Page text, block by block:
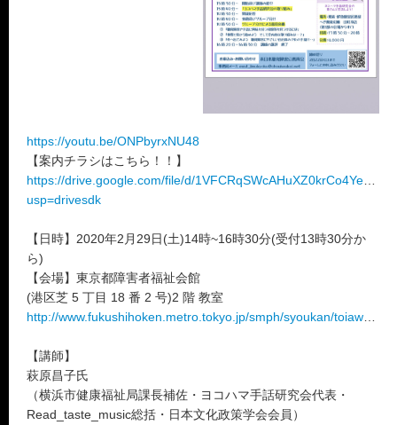
https://youtu.be/ONPbyrxNU48
【案内チラシはこちら！！】
https://drive.google.com/file/d/
usp=drivesdk
【日時】2020年2月29日(土)14時~16時30分(受付13時30分か
ら)
【会場】東京都障害者福祉会館
(港区芝 5 丁目 18 番 2 号)2 階 教室
http://www.fukushihoken.metro.tokyo.jp/smph/syoukan/toiawase.html
【講師】
萩原昌子氏
（横浜市健康福祉局課長補佐・ヨコハマ手話研究会代表・
Read_taste_music総括・日本文化政策学会会員）